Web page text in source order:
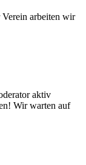
arbeiten wir
aktiv
Wir warten auf